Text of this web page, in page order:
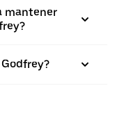
mantener